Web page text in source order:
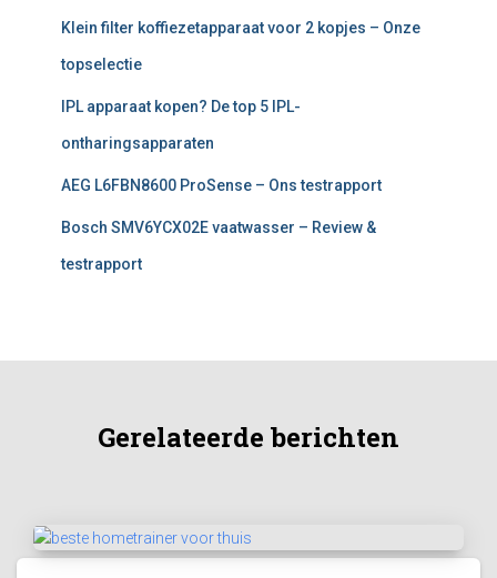
Klein filter koffiezetapparaat voor 2 kopjes – Onze
topselectie
IPL apparaat kopen? De top 5 IPL-
ontharingsapparaten
AEG L6FBN8600 ProSense – Ons testrapport
Bosch SMV6YCX02E vaatwasser – Review &
testrapport
Gerelateerde berichten